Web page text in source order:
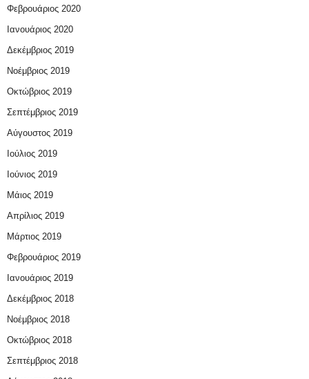
Φεβρουάριος 2020
Ιανουάριος 2020
Δεκέμβριος 2019
Νοέμβριος 2019
Οκτώβριος 2019
Σεπτέμβριος 2019
Αύγουστος 2019
Ιούλιος 2019
Ιούνιος 2019
Μάιος 2019
Απρίλιος 2019
Μάρτιος 2019
Φεβρουάριος 2019
Ιανουάριος 2019
Δεκέμβριος 2018
Νοέμβριος 2018
Οκτώβριος 2018
Σεπτέμβριος 2018